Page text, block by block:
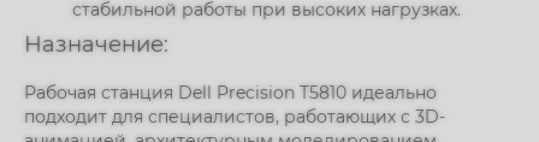
стабильной работы при высоких нагрузках.
Назначение:
Рабочая станция Dell Precision T5810 идеально
подходит для специалистов, работающих с 3D-